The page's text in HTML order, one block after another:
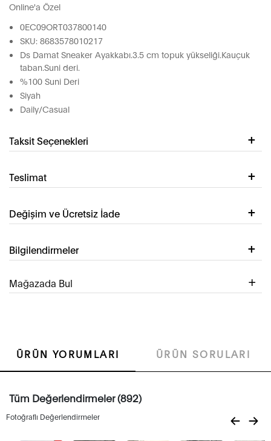
Online'a Özel
0EC09ORT037800140
SKU: 8683578010217
Ds Damat Sneaker Ayakkabı.3.5 cm topuk yükseliği.Kauçuk
taban.Suni deri.
%100 Suni Deri
Siyah
Daily/Casual
Taksit Seçenekleri
Teslimat
Değişim ve Ücretsiz İade
Bilgilendirmeler
Mağazada Bul
ÜRÜN YORUMLARI ÜRÜN SORULARI
Tüm Değerlendirmeler (892)
Fotoğraflı Değerlendirmeler